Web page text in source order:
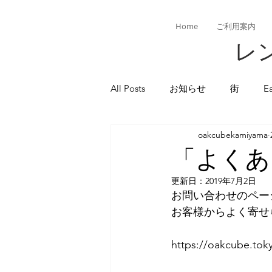
Home ご利用案内
レ
All Posts お知らせ 街
「よく
oakcubekamiyama
更新日： 2019年7月2日
お問い合わせのペ
お客様からよく寄
https://